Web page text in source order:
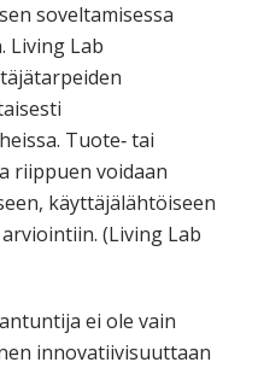
soveltamisessa
Living Lab
Tuote‐ tai
riippuen voidaan
käyttäjälähtöiseen
(Living Lab
ei ole vain
innovatiivisuuttaan